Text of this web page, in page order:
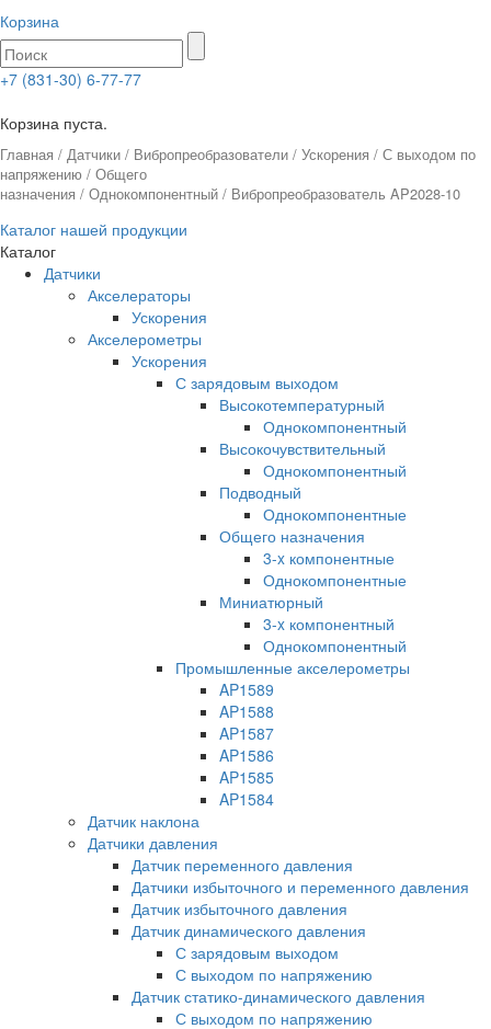
Корзина
+7 (831-30) 6-77-77
Корзина пуста.
Главная / Датчики / Вибропреобразователи / Ускорения / С выходом по
напряжению / Общего
назначения / Однокомпонентный / Вибропреобразователь AP2028-10
Каталог нашей продукции
Каталог
Датчики
Акселераторы
Ускорения
Акселерометры
Ускорения
С зарядовым выходом
Высокотемпературный
Однокомпонентный
Высокочувствительный
Однокомпонентный
Подводный
Однокомпонентные
Общего назначения
3-x компонентные
Однокомпонентные
Миниатюрный
3-x компонентный
Однокомпонентный
Промышленные акселерометры
AP1589
AP1588
AP1587
AP1586
AP1585
AP1584
Датчик наклона
Датчики давления
Датчик переменного давления
Датчики избыточного и переменного давления
Датчик избыточного давления
Датчик динамического давления
С зарядовым выходом
С выходом по напряжению
Датчик статико-динамического давления
С выходом по напряжению